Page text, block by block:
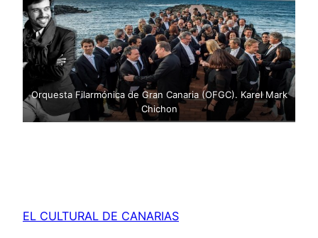
Orquesta Filarmónica de Gran Canaria (OFGC). Karel Mark
Chichon
EL CULTURAL DE CANARIAS